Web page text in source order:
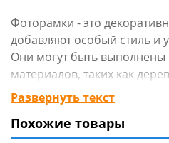
Фоторамки - это
добавляют особый стиль и
Они могут быть выполнены
материалов, таких как
пластик, и иметь
Развернуть текст
Похожие товары